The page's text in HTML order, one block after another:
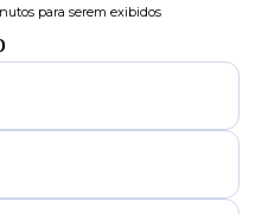
para serem exibidos